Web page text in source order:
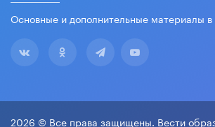
Основные и дополнительные материалы в
2026 © Все права защищены. Вести